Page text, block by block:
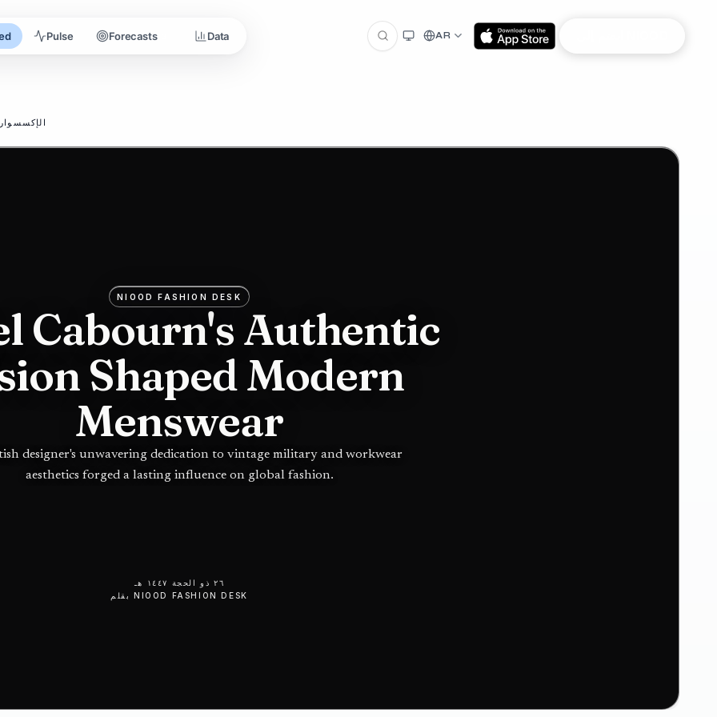
Pulse Forecasts Data AR
NIOOD FASHION DESK
Cabourn's Authentic
Shaped Modern
Menswear
designer's unwavering dedication to vintage military and workwear
aesthetics forged a lasting influence on global fashion.
٢٦ ذو الحجة ١٤٤٧ هـ
بقلم
NIOOD FASHION DESK